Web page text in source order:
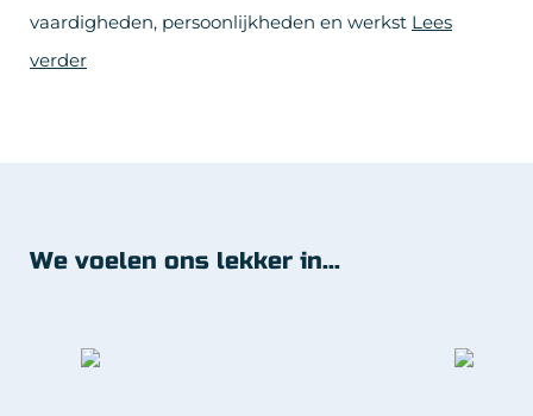
vaardigheden, persoonlijkheden en werkst Lees
verder
We voelen ons lekker in...